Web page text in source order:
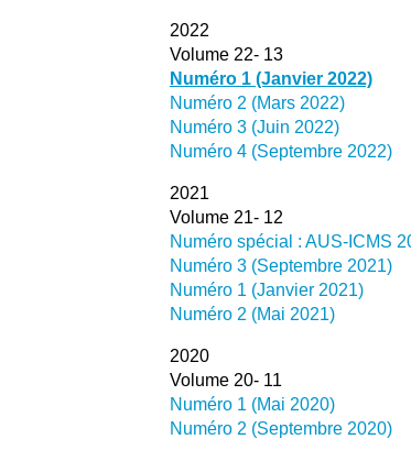
2022
Volume 22- 13
Numéro 1 (Janvier 2022)
Numéro 2 (Mars 2022)
Numéro 3 (Juin 2022)
Numéro 4 (Septembre 2022)
2021
Volume 21- 12
Numéro spécial : AUS-ICMS
Numéro 3 (Septembre 2021)
Numéro 1 (Janvier 2021)
Numéro 2 (Mai 2021)
2020
Volume 20- 11
Numéro 1 (Mai 2020)
Numéro 2 (Septembre 2020)